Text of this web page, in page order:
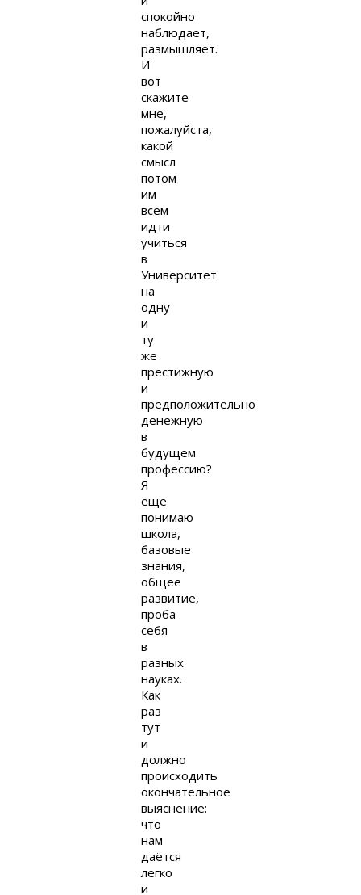
спокойно
наблюдает,
размышляет.
И
вот
скажите
мне,
пожалуйста,
какой
смысл
потом
им
всем
идти
учиться
в
Университет
на
одну
и
ту
же
престижную
и
предположительно
денежную
в
будущем
профессию?
Я
ещё
понимаю
школа,
базовые
знания,
общее
развитие,
проба
себя
в
разных
науках.
Как
раз
тут
и
должно
происходить
окончательное
выяснение:
что
нам
даётся
легко
и